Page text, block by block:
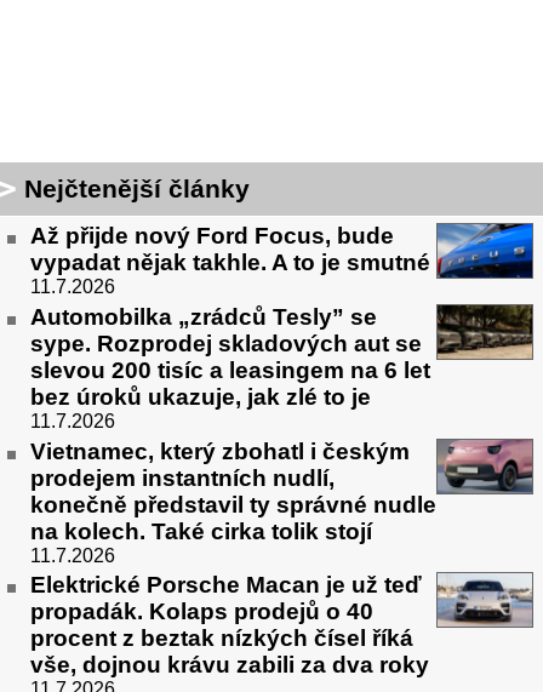
Nejčtenější články
Až přijde nový Ford Focus, bude
vypadat nějak takhle. A to je smutné
11.7.2026
Automobilka „zrádců Tesly” se
sype. Rozprodej skladových aut se
slevou 200 tisíc a leasingem na 6 let
bez úroků ukazuje, jak zlé to je
11.7.2026
Vietnamec, který zbohatl i českým
prodejem instantních nudlí,
konečně představil ty správné nudle
na kolech. Také cirka tolik stojí
11.7.2026
Elektrické Porsche Macan je už teď
propadák. Kolaps prodejů o 40
procent z beztak nízkých čísel říká
vše, dojnou krávu zabili za dva roky